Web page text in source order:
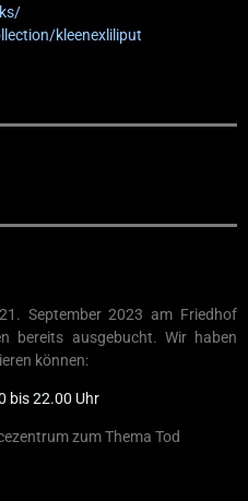
kleenexliliput
September 2023 am Friedhof
bereits ausgebucht. Wir haben
können:
bis 22.00 Uhr
zum Thema Tod